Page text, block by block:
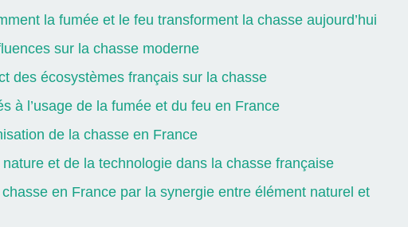
la fumée et le feu transforment la chasse aujourd’hui
sur la chasse moderne
des écosystèmes français sur la chasse
à l’usage de la fumée et du feu en France
de la chasse en France
et de la technologie dans la chasse française
en France par la synergie entre élément naturel et